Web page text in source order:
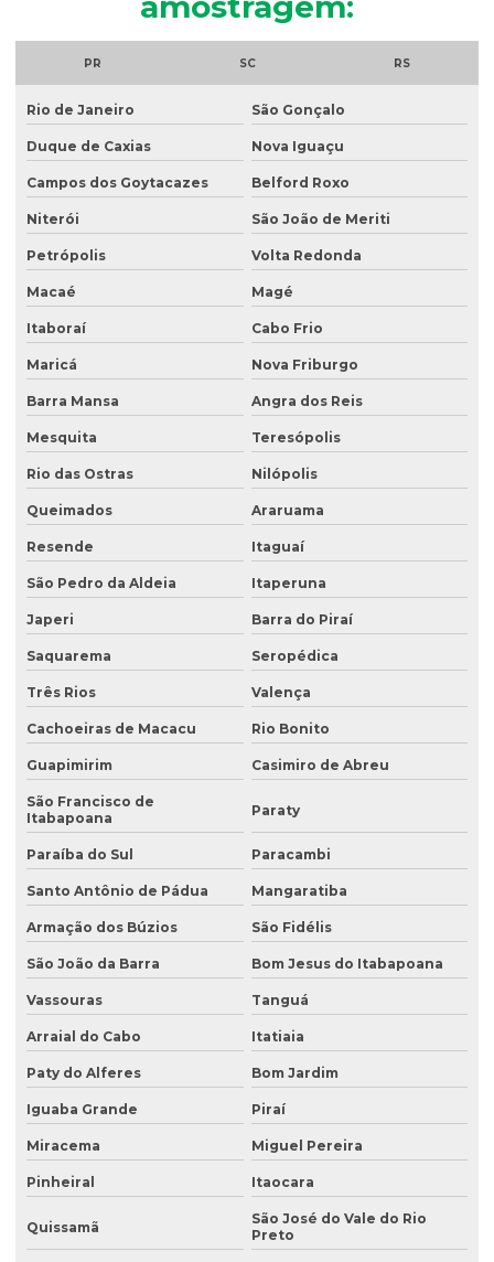
Análise microbiológica do esgoto
Análise de ph do solo
Análise de potabilidade da água
Análise química do solo
Análise de sólidos em efluentes
Análise de solo amostragem
Análise de solo completa
Análise de solo para construção
Análise de solo contaminado
Análise de solo física
Análise de solo fósforo
Análise de solo laboratório
Análise de solo valor
Avaliação ambiental preliminar
Avaliação ambiental de terrenos com potencial de contaminação
Avaliação de área de risco ambiental e sanitária
Avaliação de áreas contaminadas
Avaliação de efluentes industriais
Avaliação de passivo ambiental
Avaliação preliminar de áreas contaminadas
Avaliação preliminar de passivo ambiental
Coleta de água
Coleta de água para análise
Coleta de água para análise físico química
Coleta de água para análise microbiológica
Coleta de água industrial
Coleta de amostra de água para análise microbiológica
Coleta de amostras de água
PR SC RS
Rio de Janeiro São Gonçalo
Duque de Caxias Nova Iguaçu
Campos dos Goytacazes Belford Roxo
Niterói São João de Meriti
Petrópolis Volta Redonda
Macaé Magé
Itaboraí Cabo Frio
Maricá Nova Friburgo
Barra Mansa Angra dos Reis
Mesquita Teresópolis
Rio das Ostras Nilópolis
Queimados Araruama
Resende Itaguaí
São Pedro da Aldeia Itaperuna
Japeri Barra do Piraí
Saquarema Seropédica
Três Rios Valença
Cachoeiras de Macacu Rio Bonito
Guapimirim Casimiro de Abreu
São Francisco de
Itabapoana
Paraty
Paraíba do Sul Paracambi
Santo Antônio de Pádua Mangaratiba
Armação dos Búzios São Fidélis
São João da Barra Bom Jesus do Itabapoana
Vassouras Tanguá
Arraial do Cabo Itatiaia
Paty do Alferes Bom Jardim
Iguaba Grande Piraí
Miracema Miguel Pereira
Pinheiral Itaocara
Quissamã
São José do Vale do Rio
Preto